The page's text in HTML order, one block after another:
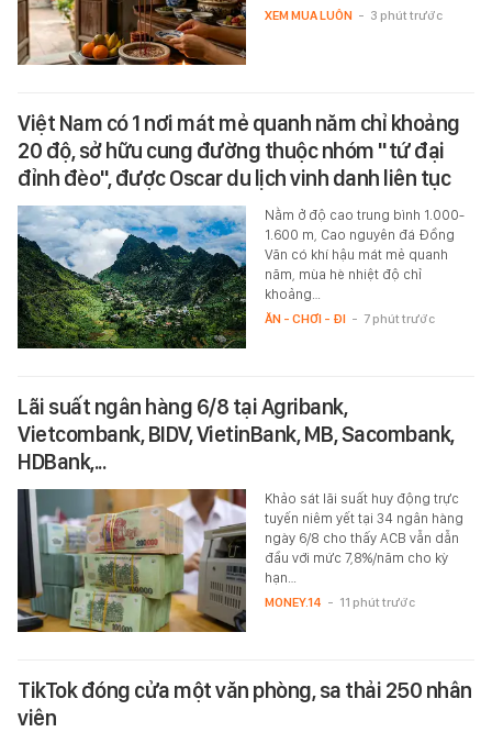
XEM MUA LUÔN - 3 phút trước
Việt Nam có 1 nơi mát mẻ quanh năm chỉ khoảng
20 độ, sở hữu cung đường thuộc nhóm "tứ đại
đỉnh đèo", được Oscar du lịch vinh danh liên tục
Nằm ở độ cao trung bình 1.000-
1.600 m, Cao nguyên đá Đồng
Văn có khí hậu mát mẻ quanh
năm, mùa hè nhiệt độ chỉ
khoảng…
ĂN - CHƠI - ĐI - 7 phút trước
Lãi suất ngân hàng 6/8 tại Agribank,
Vietcombank, BIDV, VietinBank, MB, Sacombank,
HDBank,...
Khảo sát lãi suất huy động trực
tuyến niêm yết tại 34 ngân hàng
ngày 6/8 cho thấy ACB vẫn dẫn
đầu với mức 7,8%/năm cho kỳ
hạn…
MONEY.14 - 11 phút trước
TikTok đóng cửa một văn phòng, sa thải 250 nhân
viên